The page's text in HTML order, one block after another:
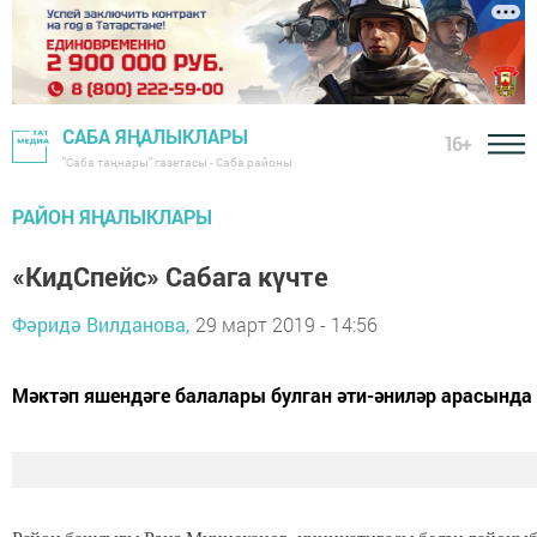
САБА ЯҢАЛЫКЛАРЫ
"Саба таңнары" газетасы - Саба районы
16+
РАЙОН ЯҢАЛЫКЛАРЫ
«КидСпейс» Сабага күчте
Фәридә Вилданова, 29 март 2019 - 14:56
Мәктәп яшендәге балалары булган әти-әниләр